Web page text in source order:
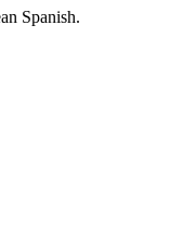
Spanish.